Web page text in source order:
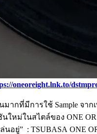
oneoreight.lnk.to/
ากที่มีการใช้ Sample จา
นใหม่ในสไตล์ของ ONE
นอยู่” : TSUBASA ONE